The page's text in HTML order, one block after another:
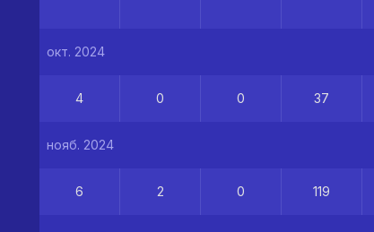
окт. 2024
4 0 0 37
нояб. 2024
6 2 0 119